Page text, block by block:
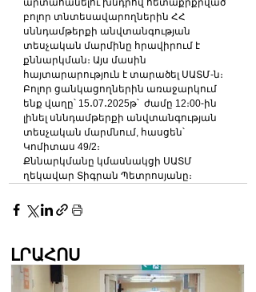
բոլոր տնտեսավարողներին ՀՀ
սննդամթերքի անվտանգության
տեսչական մարմինը հրավիրում է
քննարկման։ Այս մասին
հայտարարություն է տարածել ՍԱՏՄ-ն։
Բոլոր ցանկացողներին առաջարկում
ենք վաղը՝ 15․07․2025թ՝  ժամը 12։00-ին
լինել սննդամթերքի անվտանգության
տեսչական մարմնում, հասցեն՝
Կոմիտաս 49/2։
Քննարկմանը կմասնակցի ՍԱՏՄ
ղեկավար Տիգրան Պետրոսյանը։
ԼՐԱՀՈՍ